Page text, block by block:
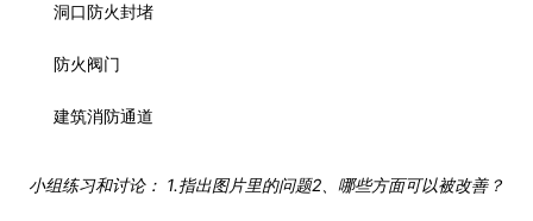
洞口防火封堵
防火阀门
建筑消防通道
小组练习和讨论： 1.指出图片里的问题2 、哪些方面可以被改善？